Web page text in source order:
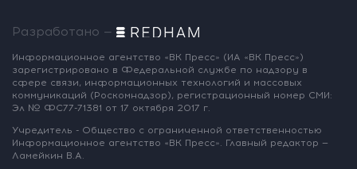
Разработано —
Информационное агентство «ВК Пресс» (ИА «ВК Пресс»)
зарегистрировано в Федеральной службе по надзору в
сфере связи, информационных технологий и массовых
коммуникаций (Роскомнадзор), регистрационный номер СМИ:
Эл № ФС77-71381 от 17 октября 2017 г.
Учредитель - Общество с ограниченной ответственностью
Информационное агентство «ВК Пресс». Главный редактор —
Ламейкин В.А.